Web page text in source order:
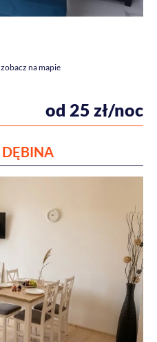
zobacz na mapie
od 25 zł/noc
DĘBINA